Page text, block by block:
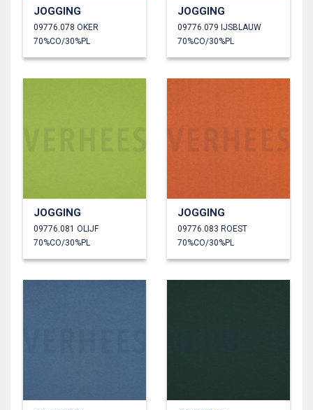
JOGGING
09776.078 OKER
70%CO/30%PL
JOGGING
09776.079 IJSBLAUW
70%CO/30%PL
JOGGING
09776.081 OLIJF
70%CO/30%PL
JOGGING
09776.083 ROEST
70%CO/30%PL